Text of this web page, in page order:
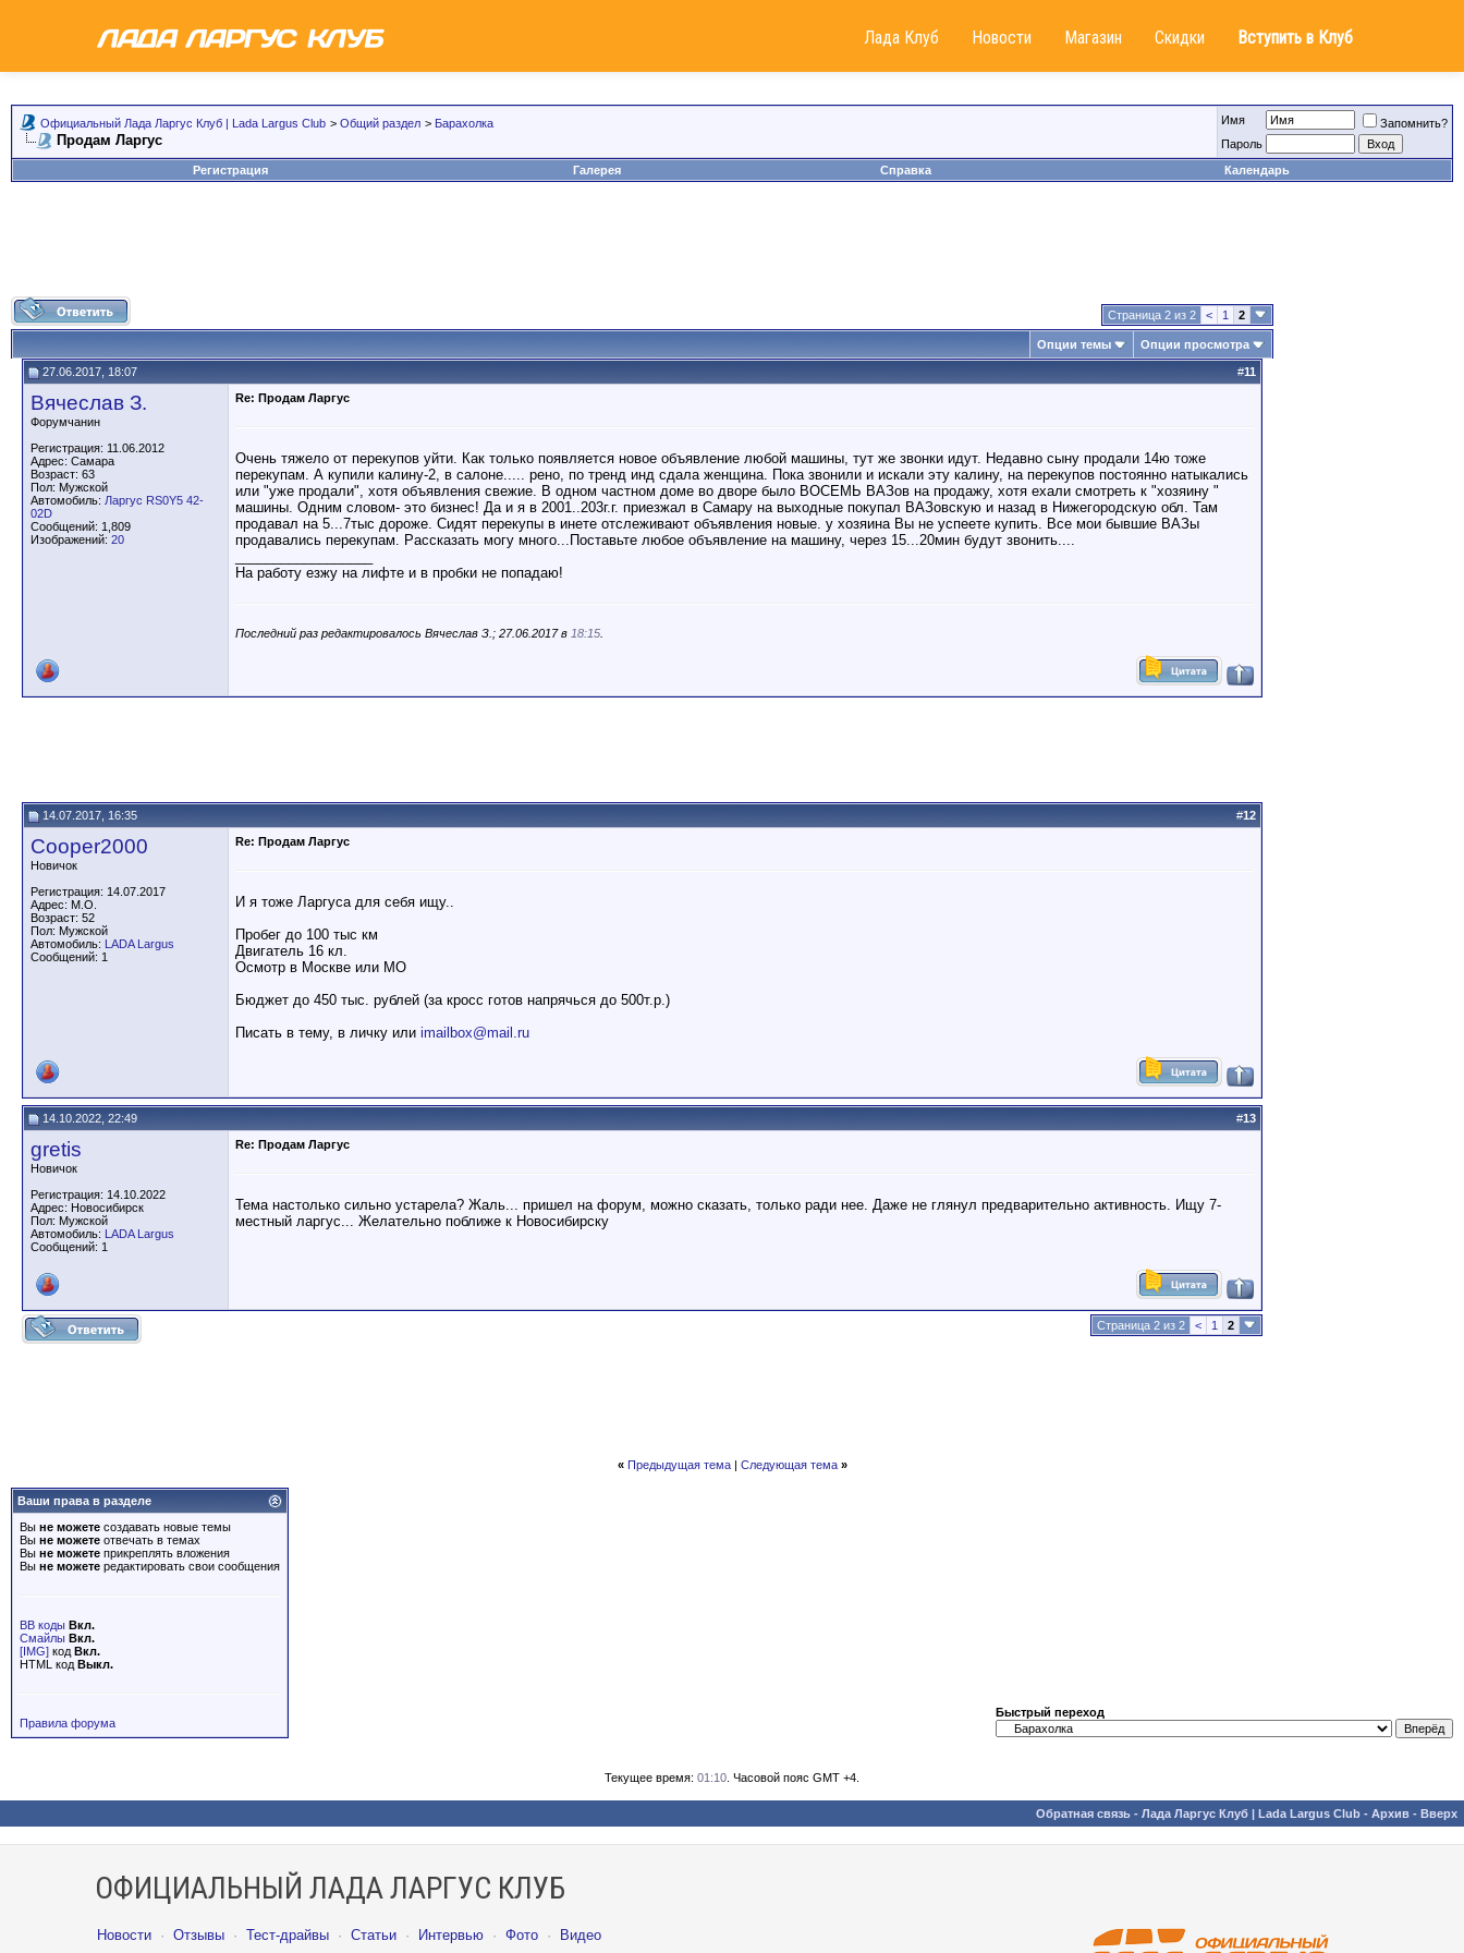
Лада Клуб Новости Магазин Скидки Вступить в Клуб
Официальный Лада Ларгус Клуб | Lada Largus Club > Общий раздел > Барахолка
Продам Ларгус
Имя
Запомнить?
Пароль
Регистрация
Галерея Справка Календарь
Страница 2 из 2 < 1 2
Опции темы Опции просмотра
27.06.2017, 18:07 #11
Вячеслав З.
Форумчанин
Регистрация: 11.06.2012
Адрес: Самара
Возраст: 63
Пол: Мужской
Автомобиль: Ларгус RS0Y5 42-
02D
Сообщений: 1,809
Изображений: 20
Re: Продам Ларгус
Очень тяжело от перекупов уйти. Как только появляется новое объявление любой машины, тут же звонки идут. Недавно сыну продали 14ю тоже
перекупам. А купили калину-2, в салоне..... рено, по тренд инд сдала женщина. Пока звонили и искали эту калину, на перекупов постоянно натыкались
или "уже продали", хотя объявления свежие. В одном частном доме во дворе было ВОСЕМЬ ВАЗов на продажу, хотя ехали смотреть к "хозяину "
машины. Одним словом- это бизнес! Да и я в 2001..203г.г. приезжал в Самару на выходные покупал ВАЗовскую и назад в Нижегородскую обл. Там
продавал на 5...7тыс дороже. Сидят перекупы в инете отслеживают объявления новые. у хозяина Вы не успеете купить. Все мои бывшие ВАЗы
продавались перекупам. Рассказать могу много...Поставьте любое объявление на машину, через 15...20мин будут звонить....
На работу езжу на лифте и в пробки не попадаю!
Последний раз редактировалось Вячеслав З.; 27.06.2017 в 18:15
14.07.2017, 16:35 #12
Cooper2000
Новичок
Регистрация: 14.07.2017
Адрес: М.О.
Возраст: 52
Пол: Мужской
Автомобиль: LADA Largus
Сообщений: 1
Re: Продам Ларгус
И я тоже Ларгуса для себя ищу..
Пробег до 100 тыс км
Двигатель 16 кл.
Осмотр в Москве или МО
Бюджет до 450 тыс. рублей (за кросс готов напрячься до 500т.р.)
Писать в тему, в личку или imailbox@mail.ru
14.10.2022, 22:49 #13
gretis
Новичок
Регистрация: 14.10.2022
Адрес: Новосибирск
Пол: Мужской
Автомобиль: LADA Largus
Сообщений: 1
Re: Продам Ларгус
Тема настолько сильно устарела? Жаль... пришел на форум, можно сказать, только ради нее. Даже не глянул предварительно активность. Ищу 7-
местный ларгус... Желательно поближе к Новосибирску
Страница 2 из 2 < 1 2
« Предыдущая тема| Следующая тема »
Ваши права в разделе
Вы не можете создавать новые темы
Вы не можете отвечать в темах
Вы не можете прикреплять вложения
Вы не можете редактировать свои сообщения
BB коды Вкл.
Смайлы Вкл.
[IMG] код Вкл.
HTML код Выкл.
Правила форума
Быстрый переход
Текущее время: 01:10 . Часовой пояс GMT +4.
Обратная связь - Лада Ларгус Клуб | Lada Largus Club - Архив - Вверх
ОФИЦИАЛЬНЫЙ ЛАДА ЛАРГУС КЛУБ
Новости · Отзывы · Тест-драйвы · Статьи · Интервью · Фото · Видео